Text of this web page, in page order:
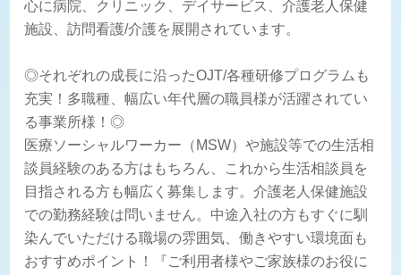
心に病院、クリニック、デイサービス、介護老人保健
施設、訪問看護/介護を展開されています。
◎それぞれの成長に沿ったOJT/各種研修プログラムも
充実！多職種、幅広い年代層の職員様が活躍されてい
る事業所様！◎
医療ソーシャルワーカー（MSW）や施設等での生活相
談員経験のある方はもちろん、これから生活相談員を
目指される方も幅広く募集します。介護老人保健施設
での勤務経験は問いません。中途入社の方もすぐに馴
染んでいただける職場の雰囲気、働きやすい環境面も
おすすめポイント！『ご利用者様やご家族様のお役に